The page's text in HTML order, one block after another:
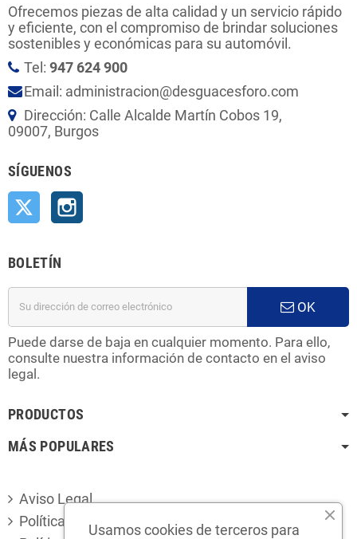
Ofrecemos piezas de alta calidad y un servicio rápido
y eficiente, con el compromiso de brindar soluciones
sostenibles y económicas para su automóvil.
Tel: 947 624 900
Email: administracion@desguacesforo.com
Dirección: Calle Alcalde Martín Cobos 19,
09007, Burgos
SÍGUENOS
Twitter
BOLETÍN
OK
Puede darse de baja en cualquier momento. Para ello,
consulte nuestra información de contacto en el aviso
legal.
PRODUCTOS
MÁS POPULARES
Aviso Legal
Política de privacidad
Usamos cookies de terceros para